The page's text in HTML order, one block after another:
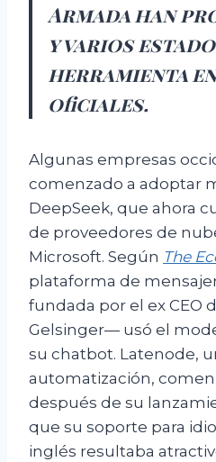
Armada han
y varios
herramienta
oficiales.
Algunas empresas
comenzado a adoptar
DeepSeek, que ahora
de proveedores de
Microsoft. Según The
plataforma de
fundada por el ex CEO
Gelsinger— usó el
su chatbot. Latenode,
automatización,
después de su
que su soporte para
inglés resultaba